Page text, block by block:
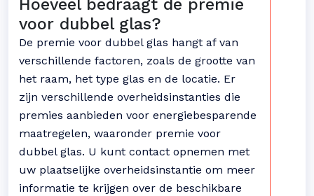
Hoeveel bedraagt de premie
voor dubbel glas?
De premie voor dubbel glas hangt af van
verschillende factoren, zoals de grootte van
het raam, het type glas en de locatie. Er
zijn verschillende overheidsinstanties die
premies aanbieden voor energiebesparende
maatregelen, waaronder premie voor
dubbel glas. U kunt contact opnemen met
uw plaatselijke overheidsinstantie om meer
informatie te krijgen over de beschikbare